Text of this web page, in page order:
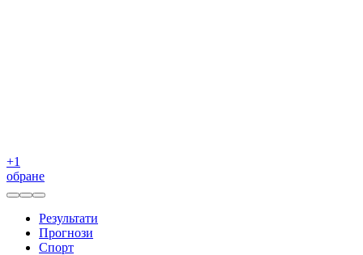
+1
обране
Результати
Прогнози
Спорт